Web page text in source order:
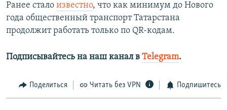
Ранее стало известно, что как минимум до Нового
года общественный транспорт Татарстана
продолжит работать только по QR-кодам.
Подписывайтесь на наш канал в Telegram.
Поделиться Читать без VPN Подпишитесь